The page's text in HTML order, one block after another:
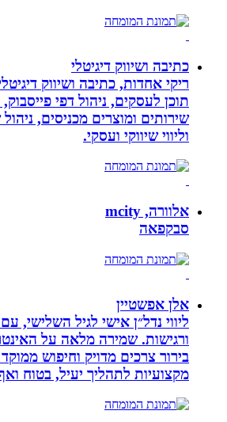
כתיבה ושיווק דיגיטלי
ריקי אחדות, כתיבה ושיווק דיגיטלי,
תוכן לעסקים, ניהול דפי פייסבוק,
שירותים ומוצרים מכניסים, ניהול
וליווי שיווקי ועסקי.
אלוורה, mcity
סבקפאה
אלן אפשטיין
ליווי נדל״ן אישי לגיל השלישי, עם
ורגישות. שמירה מלאה על
בירור צרכים מדויק וחיפוש ממוקד
מקצועיות לתהליך יעיל, בטוח ואף